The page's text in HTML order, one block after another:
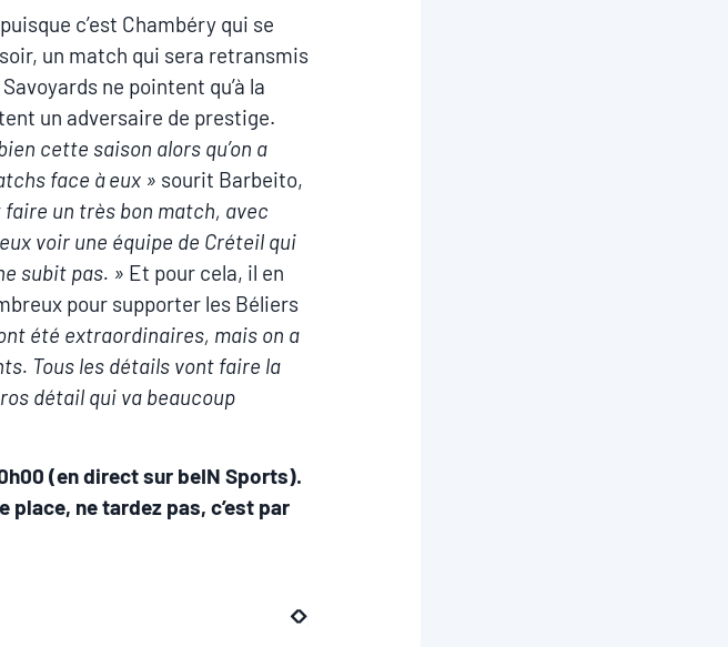
c’est Chambéry qui se
un match qui sera retransmis
ne pointent qu’à la
un adversaire de prestige.
cette saison alors qu’on a
face à eux » sourit Barbeito,
faire un très bon match, avec
voir une équipe de Créteil qui
subit pas. » Et pour cela, il en
pour supporter les Béliers
été extraordinaires, mais on a
Tous les détails vont faire la
détail qui va beaucoup
(en direct sur beIN Sports).
place, ne tardez pas, c’est par